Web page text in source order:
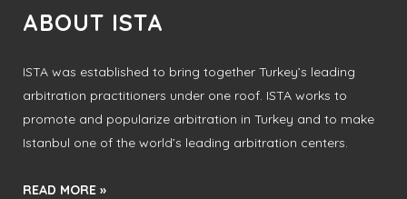
ABOUT ISTA
ISTA was established to bring together Turkey’s leading
arbitration practitioners under one roof. ISTA works to
promote and popularize arbitration in Turkey and to make
Istanbul one of the world’s leading arbitration centers.
READ MORE »